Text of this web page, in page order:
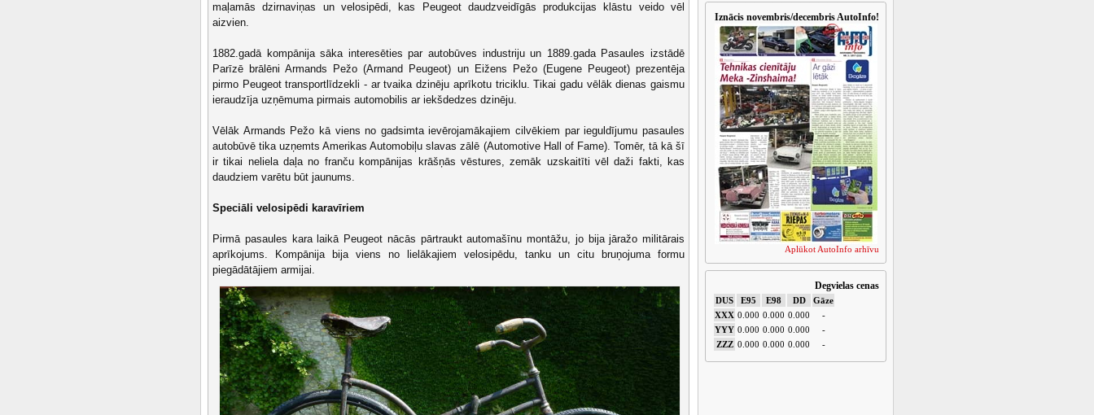
maļamās dzirnaviņas un velosipēdi, kas Peugeot daudzveidīgās produkcijas klāstu veido vēl
aizvien.
1882.gadā kompānija sāka interesēties par autobūves industriju un 1889.gada Pasaules izstādē
Parīzē brālēni Armands Pežo (Armand Peugeot) un Eižens Pežo (Eugene Peugeot) prezentēja
pirmo Peugeot transportlīdzekli - ar tvaika dzinēju aprīkotu triciklu. Tikai gadu vēlāk dienas gaismu
ieraudzīja uzņēmuma pirmais automobilis ar iekšdedzes dzinēju.
Vēlāk Armands Pežo kā viens no gadsimta ievērojamākajiem cilvēkiem par ieguldījumu pasaules
autobūvē tika uzņemts Amerikas Automobiļu slavas zālē (Automotive Hall of Fame). Tomēr, tā kā šī
ir tikai neliela daļa no franču kompānijas krāšņās vēstures, zemāk uzskaitīti vēl daži fakti, kas
daudziem varētu būt jaunums.
Speciāli velosipēdi karavīriem
Pirmā pasaules kara laikā Peugeot nācās pārtraukt automašīnu montāžu, jo bija jāražo militārais
aprīkojums. Kompānija bija viens no lielākajiem velosipēdu, tanku un citu bruņojuma formu
piegādātājiem armijai.
Iznācis novembris/decembris AutoInfo!
Aplūkot AutoInfo arhīvu
Degvielas cenas
DUS E95 E98 DD
Gāze
XXX 0.000 0.000 0.000
-
YYY 0.000 0.000 0.000
-
ZZZ 0.000 0.000 0.000 -